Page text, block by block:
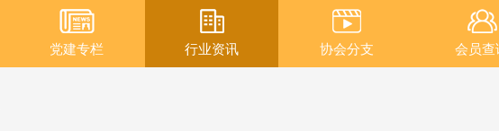
党建专栏 行业资讯 协会分支 会员查